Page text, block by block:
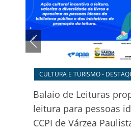
CULTURA E TURISMO -
Balaio de Leituras
leitura para pessoas
CCPI de Várzea